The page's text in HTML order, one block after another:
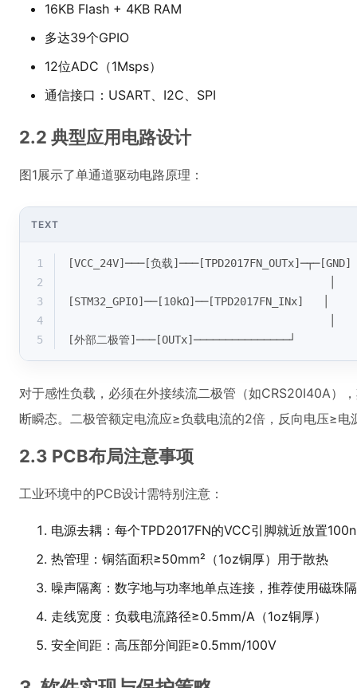
16KB Flash + 4KB RAM
多达39个GPIO
12位ADC（1Msps）
通信接口：USART、I2C、SPI
2.2 典型应用电路设计
图1展示了单通道驱动电路原理：
TEXT
1
[VCC_24V]───[负载]───[TPD2017FN_OUTx]─┬─[GND]
2
3
[STM32_GPIO]──[10kΩ]──[TPD2017FN_INx]   │
4
5
[外部二极管]───[OUTx]───────────────┘
对于感性负载，必须在外接续流二极管（如CRS20I40A）
断瞬态。二极管额定电流应≥负载电流的2倍，反向电压≥电
2.3 PCB布局注意事项
工业环境中的PCB设计需特别注意：
电源去耦：每个TPD2017FN的VCC引脚就近放置
热管理：铜箔面积≥50mm²（1oz铜厚）用于散热
噪声隔离：数字地与功率地单点连接，推荐使用磁珠
走线宽度：负载电流路径≥0.5mm/A（1oz铜厚）
安全间距：高压部分间距≥0.5mm/100V